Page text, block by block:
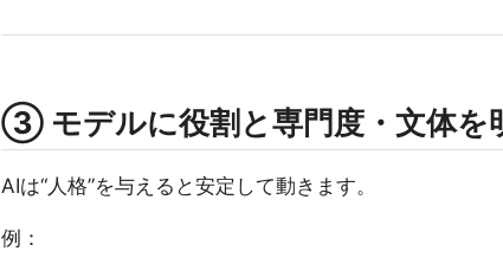
③ モデルに役割と専門度・文体を
AIは“人格”を与えると安定して動きます。
例：